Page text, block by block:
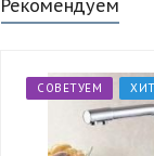
Рекомендуем
СОВЕТУЕМ ХИТ